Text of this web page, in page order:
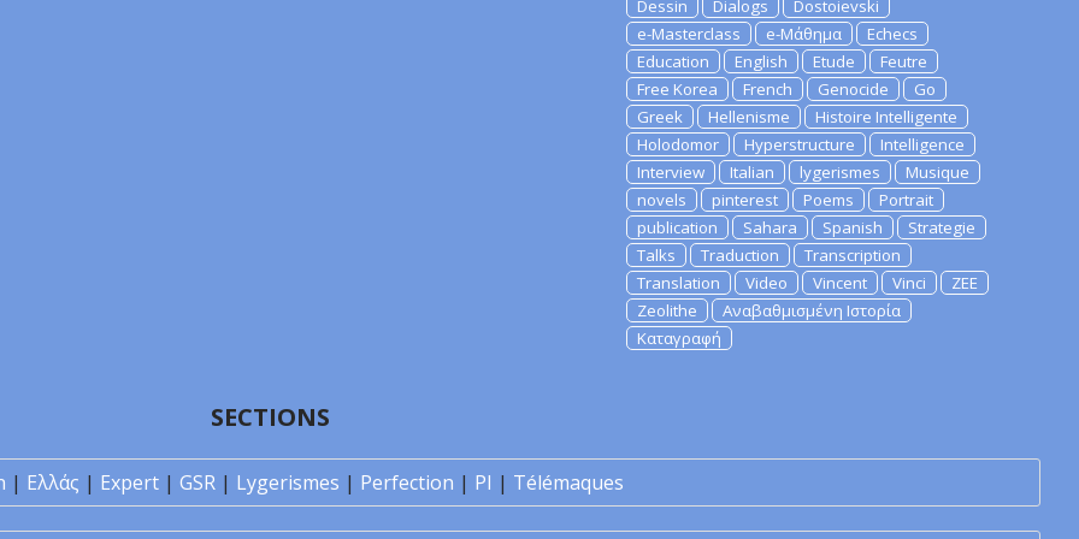
Dessin
Dialogs
Dostoievski
e-Masterclass
e-Μάθημα
Echecs
Education
English Etude
Feutre
Free Korea
French Genocide
Go
Greek
Hellenisme
Histoire Intelligente
Holodomor
Hyperstructure
Intelligence
Interview
Italian lygerismes
Musique
novels
pinterest Poems
Portrait
publication
Sahara Spanish
Strategie
Talks
Traduction
Transcription
Translation
Video Vincent Vinci
ZEE
Zeolithe
Αναβαθμισμένη Ιστορία
Καταγραφή
SECTIONS
| Ελλάς | Expert | GSR | Lygerismes | Perfection | PI | Télémaques